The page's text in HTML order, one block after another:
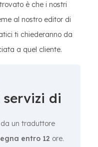
è che i nostri
al nostro editor di
ti chiederanno da
a quel cliente.
servizi di
un traduttore
entro 12 ore.